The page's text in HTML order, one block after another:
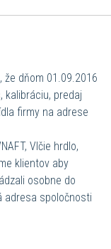
že dňom 01.09.2016
kalibráciu, predaj
firmy na adrese
Vlčie hrdlo,
klientov aby
osobne do
adresa spoločnosti